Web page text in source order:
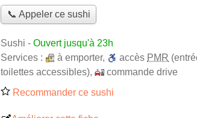
📞 Appeler ce sushi
Sushi - Ouvert jusqu'à 23h
Services :
à emporter, accès PMR
toilettes accessibles),
commande drive
Recommander ce sushi